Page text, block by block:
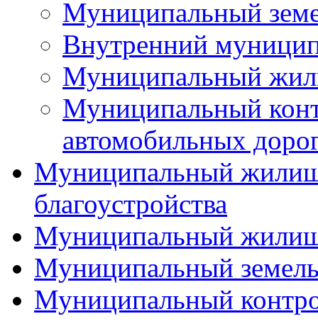
Муниципальный
Внутренний
Муниципальный
Муниципальный
автомобильных
Муниципальный
благоустройства
Муниципальный
Муниципальный
Муниципальный